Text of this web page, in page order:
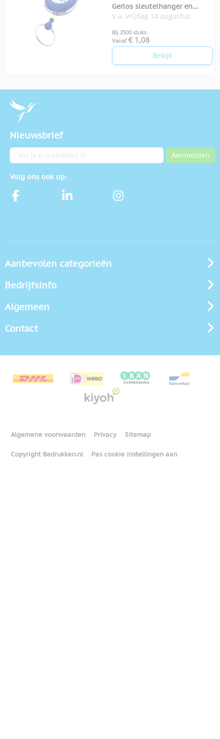
Gerlos sleutelhanger en
rollerclip
V.a. vrijdag 14 augustus
Bij 2500 stuks
Vanaf € 1,08
Bekijk
Nieuwsbrief
E-mailadres Aanmelden
Volg ons ook op:
Aanbevolen categorieën
Bedrijfsinfo
Algemeen
Contact
Algemene voorwaarden Privacy Sitemap
Copyright Bedrukken.nl Pas cookie instellingen aan